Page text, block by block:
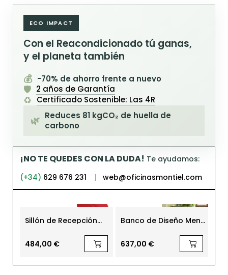
ECO IMPACT
Con el Reacondicionado tú ganas,
y el planeta también
💰 -70% de ahorro frente a nuevo
🛡️ 2 años de Garantía
♻️ Certificado Sostenible: Las 4R
🌿 Reduces 81 kgCO₂ de huella de
carbono
¡NO TE QUEDES CON LA DUDA! Te ayudamos:
(+34) 629 676 231 | web@oficinasmontiel.com
Sillón de Recepción
484,00 €
Banco de Diseño Menú
637,00 €